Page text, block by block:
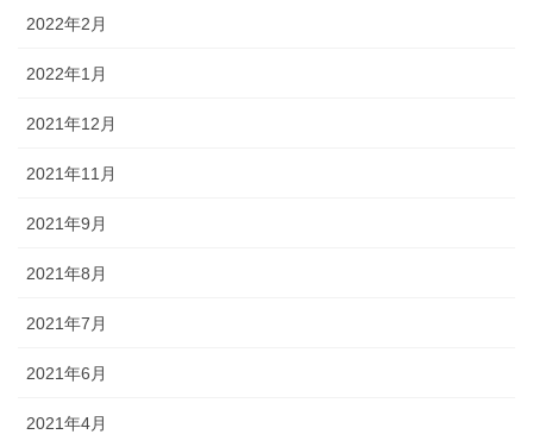
2022年2月
2022年1月
2021年12月
2021年11月
2021年9月
2021年8月
2021年7月
2021年6月
2021年4月